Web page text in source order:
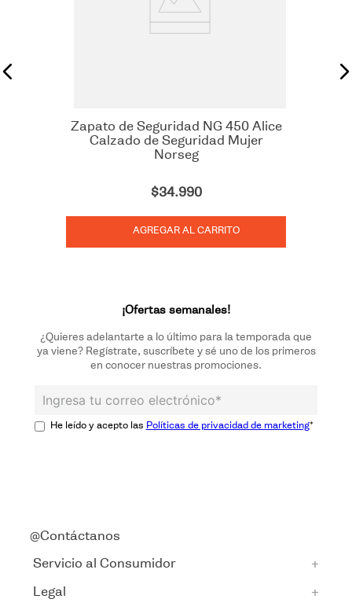
Zapato de Seguridad NG 450 Alice
Calzado de Seguridad Mujer
Norseg
$34.990
AGREGAR AL CARRITO
¡Ofertas semanales!
¿Quieres adelantarte a lo último para la temporada que
ya viene? Regístrate, suscríbete y sé uno de los primeros
en conocer nuestras promociones.
He leído y acepto las Políticas de privacidad de marketing*
@Contáctanos
Servicio al Consumidor +
Legal +